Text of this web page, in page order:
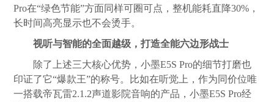
Pro在“绿色节能”方面同样可圈可点，整机能耗直降30%，
长时间高亮显示也不会烫手。
视听与智能的全面越级，打造全能六边形战士
除了上述三大核心优势，小墨E5S Pro的细节打磨也
印证了它“爆款王”的称号。比如在听觉上，作为同价位唯
一搭载帝瓦雷2.1.2声道影院音响的产品，小墨E5S Pro经